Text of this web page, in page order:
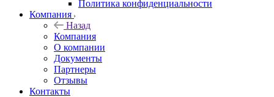
Политика конфиденциальности
Компания
Назад
Компания
О компании
Документы
Партнеры
Отзывы
Контакты